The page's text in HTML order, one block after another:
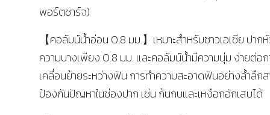
พอร์ตชาร์จ)
【คอลัมน์น้ำอ่อน 0.8 มม.】เหมาะสำหรับชาวเอเชีย ปาก
ความบางเพียง 0.8 มม. และคอลัมน์น้ำมีความนุ่ม ง่ายต่อ
เคลื่อนย้ายระหว่างฟัน การทำความสะอาดฟันอย่างล้ำลึก
ป้องกันปัญหาในช่องปาก เช่น ก้นกบและเหงือกอักเสบได้